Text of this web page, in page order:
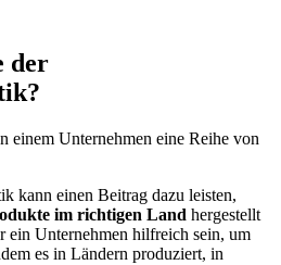
der
einem Unternehmen eine Reihe von
kann einen Beitrag dazu leisten,
im richtigen Land hergestellt
ein Unternehmen hilfreich sein, um
es in Ländern produziert, in